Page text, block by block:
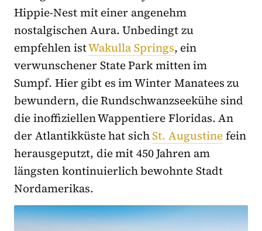
Hippie-Nest mit einer angenehm
nostalgischen Aura. Unbedingt zu
empfehlen istWakulla Springs, ein
verwunschener State Park mitten im
Sumpf. Hier gibt es im Winter Manatees zu
bewundern, die Rundschwanzseekühe sind
die inoffiziellen Wappentiere Floridas. An
der Atlantikküste hat sichSt. Augustinefein
herausgeputzt, die mit 450 Jahren am
längsten kontinuierlich bewohnte Stadt
Nordamerikas.